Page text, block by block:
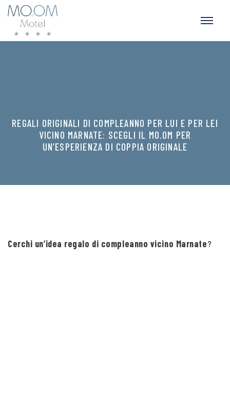
REGALI ORIGINALI DI COMPLEANNO PER LUI E PER LEI
VICINO MARNATE: SCEGLI IL MO.OM PER
UN’ESPERIENZA DI COPPIA ORIGINALE
Cerchi un’idea regalo di compleanno vicino Marnate?